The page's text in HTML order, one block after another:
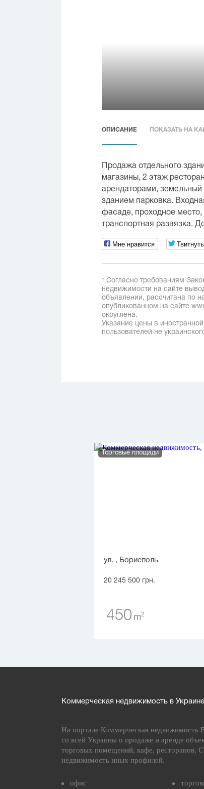
ОПИСАНИЕ ПОКАЗАТЬ НА
Продажа отдельного
магазины, 2 этаж
арендаторами, земельный
зданием парковка.
фасаде, проходное
транспортная развязка.
Мне нравится Твитнуть
* Согласно требованиям
недвижимости на сайте
объявлении, рассчитана по
опубликованном на сайте
округлена.
Указание цены в
пользователей не
Торговые площади
ул. , Борисполь
20 245 500 грн.
450 m2
Коммерческая недвижимость в Украине
На портале Коммерческая недвижимость
со всей Украины о продаже и аренде
торговых помещений, кафе, ресторанов,
недвижимость иных профилей.
офис